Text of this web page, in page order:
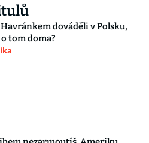
dováděli v Polsku,
tom doma?